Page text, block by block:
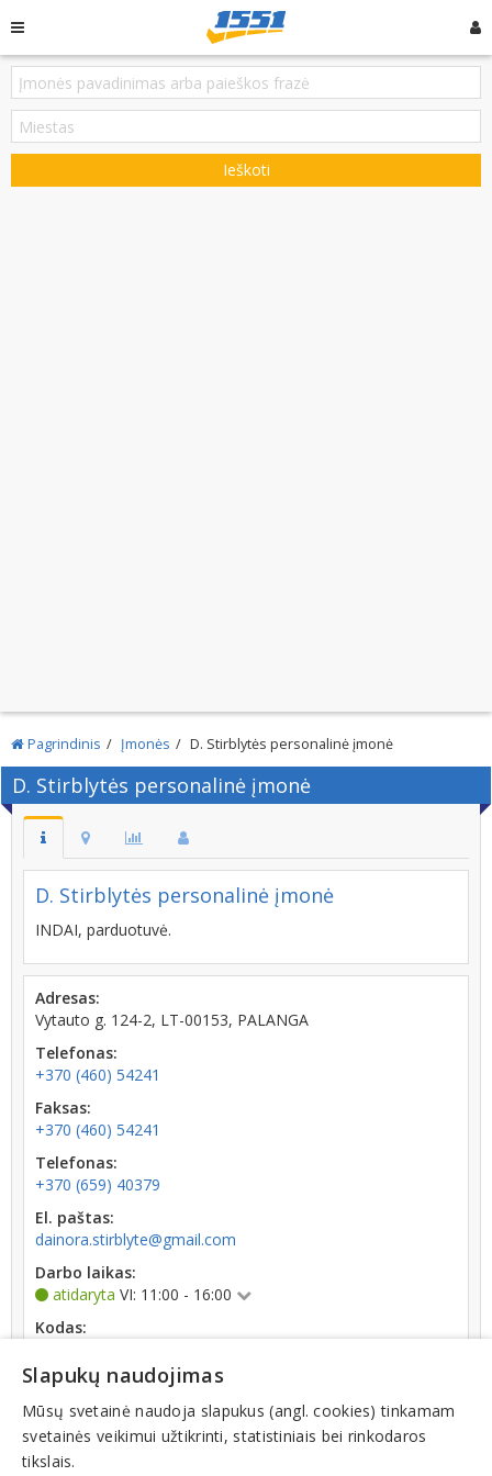
Ieškoti
Pagrindinis Įmonės D. Stirblytės personalinė įmonė
D. Stirblytės personalinė įmonė
D. Stirblytės personalinė įmonė
INDAI, parduotuvė.
Adresas:
Vytauto g. 124-2, LT-00153, PALANGA
Telefonas:
+370 (460) 54241
Faksas:
+370 (460) 54241
Telefonas:
+370 (659) 40379
El. paštas:
dainora.stirblyte@gmail.com
Darbo laikas:
atidaryta VI: 11:00 - 16:00
Kodas:
Registracijos data:
1997-05-12
Slapukų naudojimas
Mūsų svetainė naudoja slapukus (angl. cookies) tinkamam
svetainės veikimui užtikrinti, statistiniais bei rinkodaros
tikslais.